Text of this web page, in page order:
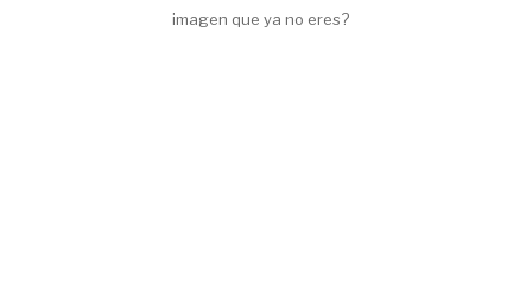
imagen que ya no eres?